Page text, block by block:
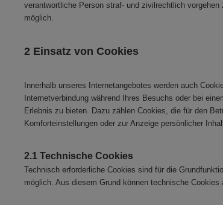
verantwortliche Person straf- und zivilrechtlich
möglich.
2 Einsatz von Cookies
Innerhalb unseres Internetangebotes werden auch
Internetverbindung während Ihres Besuchs oder bei
Erlebnis zu bieten. Dazu zählen Cookies, die für den
Komforteinstellungen oder zur Anzeige persönlicher
2.1 Technische Cookies
Technisch erforderliche Cookies sind für die
möglich. Aus diesem Grund können technische